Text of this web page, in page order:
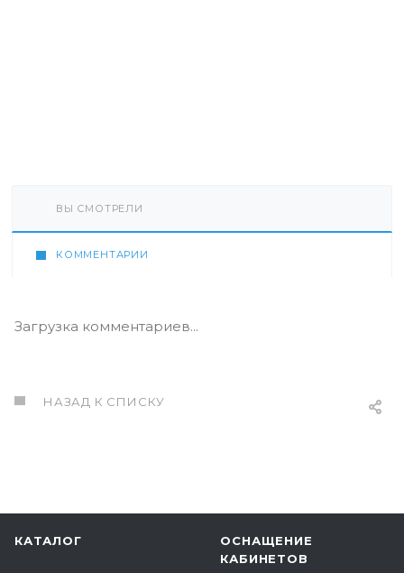
ВЫ СМОТРЕЛИ
КОММЕНТАРИИ
Загрузка комментариев...
НАЗАД К СПИСКУ
КАТАЛОГ
ОСНАЩЕНИЕ
КАБИНЕТОВ